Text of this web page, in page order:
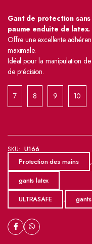
Gant de protection
paume enduite de latex.
Offre une excellente
maximale.
Idéal pour la manipulation
de précision.
7 8 9 10
SKU: U166
Protection des mains
,
gants latex
ULTRASAFE
, gants